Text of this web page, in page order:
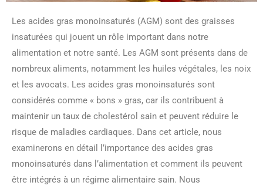
Les acides gras monoinsaturés (AGM) sont des graisses
insaturées qui jouent un rôle important dans notre
alimentation et notre santé. Les AGM sont présents dans de
nombreux aliments, notamment les huiles végétales, les noix
et les avocats. Les acides gras monoinsaturés sont
considérés comme « bons » gras, car ils contribuent à
maintenir un taux de cholestérol sain et peuvent réduire le
risque de maladies cardiaques. Dans cet article, nous
examinerons en détail l’importance des acides gras
monoinsaturés dans l’alimentation et comment ils peuvent
être intégrés à un régime alimentaire sain. Nous